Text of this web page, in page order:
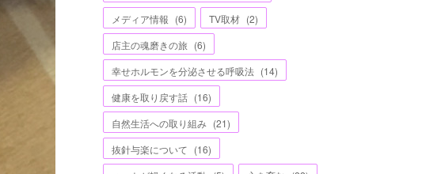
メディア情報 (6) TV取材 (2)
店主の魂磨きの旅 (6)
幸せホルモンを分泌させる呼吸法 (14)
健康を取り戻す話 (16)
自然生活への取り組み (21)
抜針与楽について (16)